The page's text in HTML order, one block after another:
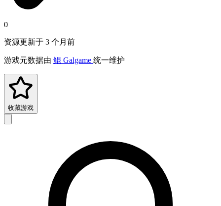
0
资源更新于 3 个月前
游戏元数据由 鲲 Galgame 统一维护
收藏游戏